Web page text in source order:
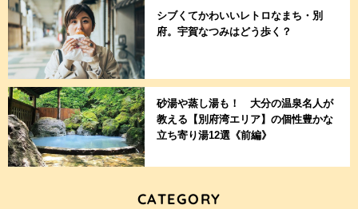
シブくてかわいいレトロなまち・別
府。宇賀なつみはどう歩く？
砂湯や蒸し湯も！ 大分の温泉名人が
教える【別府湾エリア】の個性豊かな
立ち寄り湯12選《前編》
CATEGORY